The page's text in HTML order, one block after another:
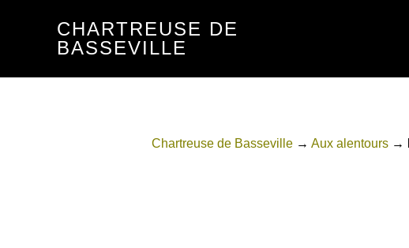
principal
de
CHARTREUSE DE
BASSEVILLE
Chartreuse de Basseville → Aux alentours →